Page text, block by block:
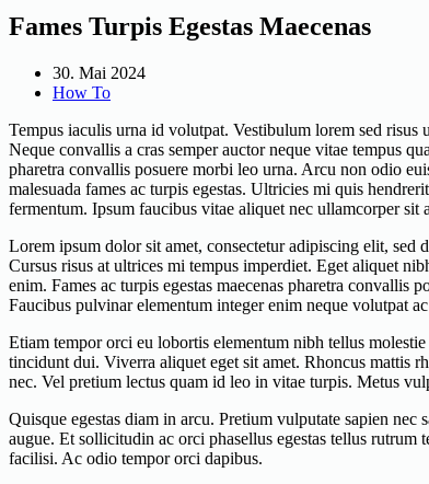
Fames Turpis Egestas Maecenas
30. Mai 2024
How To
Tempus iaculis urna id volutpat. Vestibulum lorem sed
Neque convallis a cras semper auctor neque vitae tempus
pharetra convallis posuere morbi leo urna. Arcu non odio
malesuada fames ac turpis egestas. Ultricies mi quis
fermentum. Ipsum faucibus vitae aliquet nec ullamcorper
Lorem ipsum dolor sit amet, consectetur adipiscing elit,
Cursus risus at ultrices mi tempus imperdiet. Eget aliquet
enim. Fames ac turpis egestas maecenas pharetra convallis
Faucibus pulvinar elementum integer enim neque volutpat
Etiam tempor orci eu lobortis elementum nibh tellus
tincidunt dui. Viverra aliquet eget sit amet. Rhoncus mattis
nec. Vel pretium lectus quam id leo in vitae turpis. Metus
Quisque egestas diam in arcu. Pretium vulputate sapien
augue. Et sollicitudin ac orci phasellus egestas tellus
facilisi. Ac odio tempor orci dapibus.